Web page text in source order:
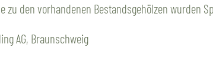
zu den vorhandenen Bestandsgehölzen wurden
AG, Braunschweig